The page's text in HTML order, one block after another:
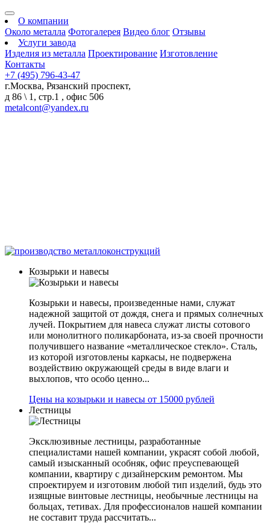
О компании
Около металла Фотогалерея Видео блог Отзывы
Услуги завода
Изделия из металла Проектирование Изготовление
Контакты
+7 (495) 796-43-47
г.Москва, Рязанский проспект,
д 86 \ 1, стр.1 , офис 506
metalcont@yandex.ru
Козырьки и навесы
Козырьки и навесы, произведенные нами, служат
надежной защитой от дождя, снега и прямых солнечных
лучей. Покрытием для навеса служат листы сотового
или монолитного поликарбоната, из-за своей прочности
получившего название «металлическое стекло». Сталь,
из которой изготовлены каркасы, не подвержена
воздействию окружающей среды в виде влаги и
выхлопов, что особо ценно...
Цены на козырьки и навесы от 15000 рублей
Лестницы
Эксклюзивные лестницы, разработанные
специалистами нашей компании, украсят собой любой,
самый изысканный особняк, офис преуспевающей
компании, квартиру с дизайнерским ремонтом. Мы
спроектируем и изготовим любой тип изделий, будь это
изящные винтовые лестницы, необычные лестницы на
больцах, тетивах. Для профессионалов нашей компании
не составит труда рассчитать...